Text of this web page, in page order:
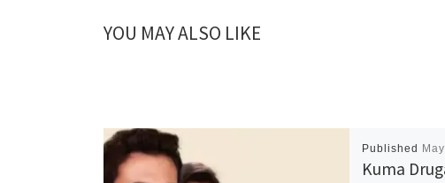
YOU MAY ALSO LIKE
Published
Kuma